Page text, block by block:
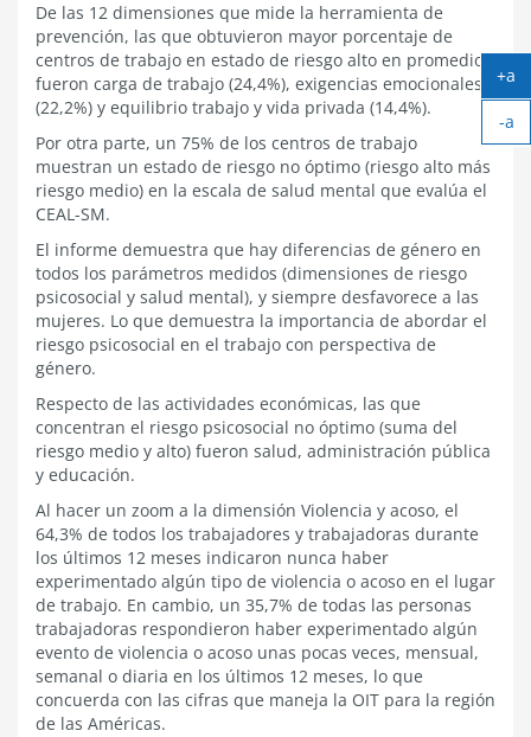
De las 12 dimensiones que mide la herramienta de
prevención, las que obtuvieron mayor porcentaje de
centros de trabajo en estado de riesgo alto en promedio
fueron carga de trabajo (24,4%), exigencias emocionales
(22,2%) y equilibrio trabajo y vida privada (14,4%).
Por otra parte, un 75% de los centros de trabajo
muestran un estado de riesgo no óptimo (riesgo alto más
riesgo medio) en la escala de salud mental que evalúa el
CEAL-SM.
El informe demuestra que hay diferencias de género en
todos los parámetros medidos (dimensiones de riesgo
psicosocial y salud mental), y siempre desfavorece a las
mujeres. Lo que demuestra la importancia de abordar el
riesgo psicosocial en el trabajo con perspectiva de
género.
Respecto de las actividades económicas, las que
concentran el riesgo psicosocial no óptimo (suma del
riesgo medio y alto) fueron salud, administración pública
y educación.
Al hacer un zoom a la dimensión Violencia y acoso, el
64,3% de todos los trabajadores y trabajadoras durante
los últimos 12 meses indicaron nunca haber
experimentado algún tipo de violencia o acoso en el lugar
de trabajo. En cambio, un 35,7% de todas las personas
trabajadoras respondieron haber experimentado algún
evento de violencia o acoso unas pocas veces, mensual,
semanal o diaria en los últimos 12 meses, lo que
concuerda con las cifras que maneja la OIT para la región
de las Américas.
+a
-a